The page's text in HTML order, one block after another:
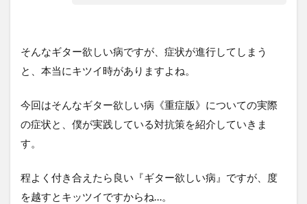
そんなギター欲しい病ですが、症状が進行してしまう
と、本当にキツイ時がありますよね。
今回はそんなギター欲しい病《重症版》についての実際
の症状と、僕が実践している対抗策を紹介していきま
す。
程よく付き合えたら良い『ギター欲しい病』ですが、度
を越すとキッツイですからね…。